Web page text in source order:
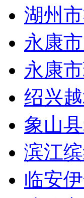
湖州
永康
永康
绍兴
象山
滨江
临安